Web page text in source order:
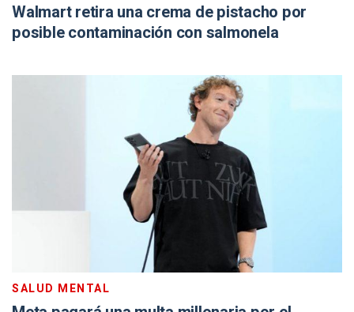
Walmart retira una crema de pistacho por
posible contaminación con salmonela
SALUD MENTAL